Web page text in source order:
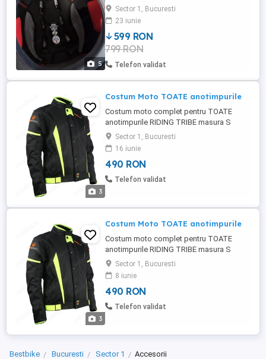
5
ori, stare f buna. Se poate vedea testa in
Bucuresti.
Sector 1, Bucuresti
23 iunie
599 RON
799 RON
Telefon validat
3
Costum Moto TOATE anotimpurile
Costum moto complet pentru TOATE
anotimpurile RIDING TRIBE masura S
(partea interioara este detasabila cu
fermoar), NOU!
Sector 1, Bucuresti
16 iunie
490 RON
Telefon validat
3
Costum Moto TOATE anotimpurile
Costum moto complet pentru TOATE
anotimpurile RIDING TRIBE masura S
(partea din interior este detasabila cu
fermoar), NOU.
Sector 1, Bucuresti
8 iunie
490 RON
Telefon validat
Bestbike Bucuresti Sector 1 Accesorii